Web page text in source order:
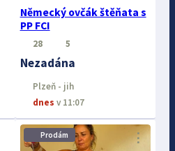
Německý ovčák štěňata s
PP FCI
28 5
Nezadána
Plzeň - jih
dnes v 11:07
Prodám ⋮